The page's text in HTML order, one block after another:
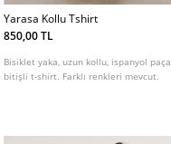
Yarasa Kollu Tshirt
850,00 TL
Bisiklet yaka, uzun kollu, ispanyol paça
bitişli t-shirt. Farklı renkleri mevcut.